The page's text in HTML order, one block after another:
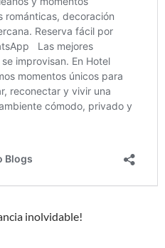
inolvidable!